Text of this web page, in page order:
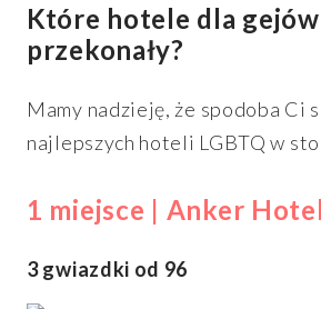
Które hotele dla
przekonały?
Mamy nadzieję, że spodoba Ci
najlepszych hoteli LGBTQ w
1 miejsce | Anker Hotel
3 gwiazdki od 96